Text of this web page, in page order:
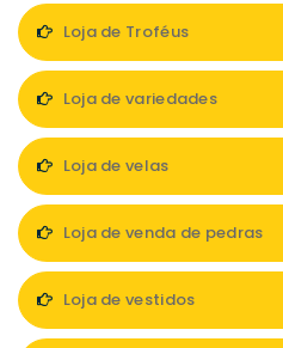
Loja de Troféus
Loja de variedades
Loja de velas
Loja de venda de pedras
Loja de vestidos